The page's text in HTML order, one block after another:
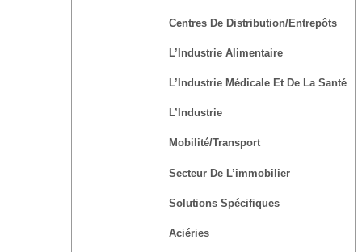
Centres De Distribution/Entrepôts
L’Industrie Alimentaire
L’Industrie Médicale Et De La Santé
L’Industrie
Mobilité/transport
Secteur De L’immobilier
Solutions Spécifiques
Aciéries